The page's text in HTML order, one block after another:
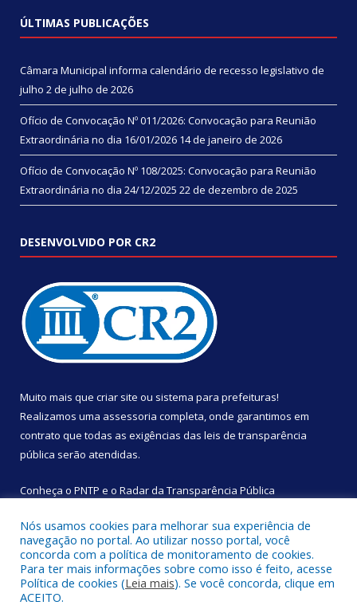
ÚLTIMAS PUBLICAÇÕES
Câmara Municipal informa calendário de recesso legislativo de
julho 2 de julho de 2026
Ofício de Convocação Nº 011/2026: Convocação para Reunião
Extraordinária no dia 16/01/2026 14 de janeiro de 2026
Ofício de Convocação Nº 108/2025: Convocação para Reunião
Extraordinária no dia 24/12/2025 22 de dezembro de 2025
DESENVOLVIDO POR CR2
Muito mais que criar site ou sistema para prefeituras!
Realizamos uma assessoria completa, onde garantimos em
contrato que todas as exigências das leis de transparência
pública serão atendidas.
Conheça o PNTP e o Radar da Transparência Pública
Todos os direitos reservados a Câmara Municipal de São
Sebastião da Boa Vista.
Nós usamos cookies para melhorar sua experiência de
navegação no portal. Ao utilizar nosso portal, você
concorda com a política de monitoramento de cookies.
Para ter mais informações sobre como isso é feito, acesse
Política de cookies (Leia mais). Se você concorda, clique em
ACEITO.